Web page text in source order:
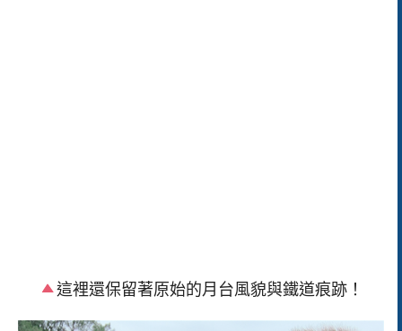
這裡還保留著原始的月台風貌與鐵道痕跡！